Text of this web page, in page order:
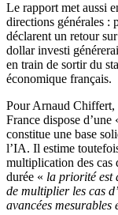
Le rapport met aussi
directions générales :
déclarent un retour
dollar investi
en train de sortir du
économique français.
Pour Arnaud Chiffert,
France dispose d’une
constitue une base
l’IA. Il estime
multiplication des cas
durée « la priorité est
de multiplier les cas
avancées mesurables